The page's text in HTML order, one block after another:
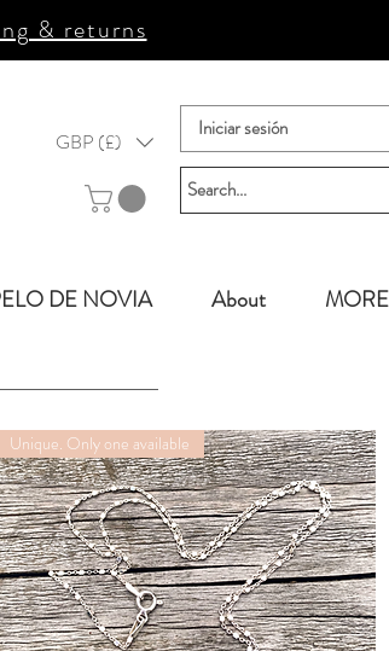
& returns
GBP (£) Iniciar sesión
DE NOVIA About MORE
Unique. Only one available